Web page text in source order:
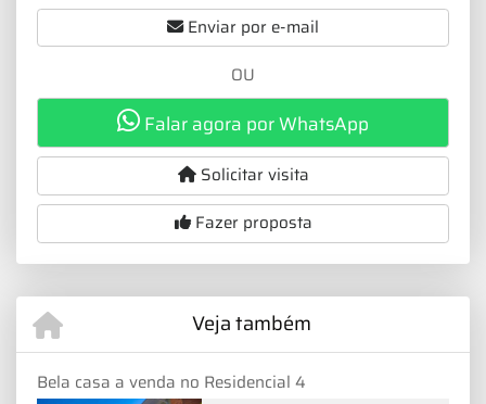
Enviar por e-mail
OU
Falar agora por WhatsApp
Solicitar visita
Fazer proposta
Veja também
Bela casa a venda no Residencial 4